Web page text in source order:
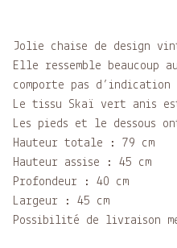
Jolie chaise de design
Elle ressemble beaucoup
comporte pas d’indication
Le tissu Skaï vert anis
Les pieds et le dessous
Hauteur totale : 79 cm
Hauteur assise : 45 cm
Profondeur : 40 cm
Largeur : 45 cm
Possibilité de livraison